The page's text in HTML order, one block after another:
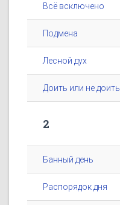
Всё всключено
Подмена
Лесной дух
Доить или не доить
2
Банный день
Распорядок дня